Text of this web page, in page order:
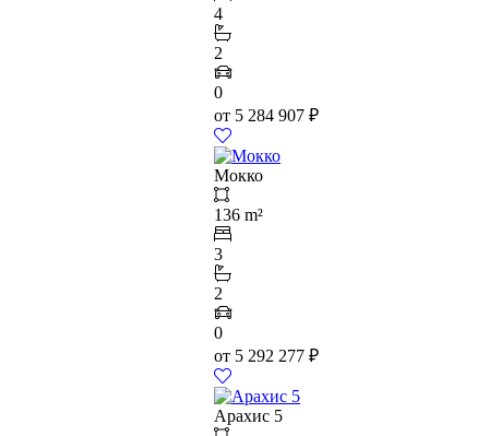
4
2
0
от 5 284 907 ₽
Мокко
136 m²
3
2
0
от 5 292 277 ₽
Арахис 5